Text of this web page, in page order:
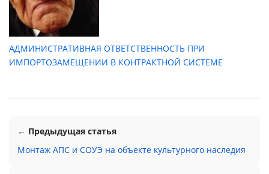
АДМИНИСТРАТИВНАЯ ОТВЕТСТВЕННОСТЬ ПРИ
ИМПОРТОЗАМЕЩЕНИИ В КОНТРАКТНОЙ СИСТЕМЕ
← Предыдущая статья
Монтаж АПС и СОУЭ на объекте культурного наследия